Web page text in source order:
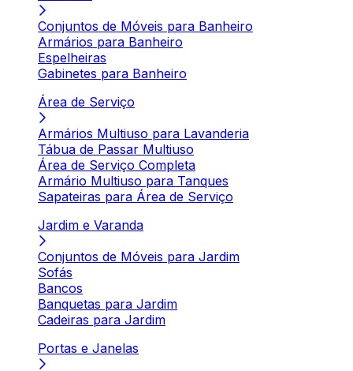
Conjuntos de Móveis para Banheiro
Armários para Banheiro
Espelheiras
Gabinetes para Banheiro
Área de Serviço
Armários Multiuso para Lavanderia
Tábua de Passar Multiuso
Área de Serviço Completa
Armário Multiuso para Tanques
Sapateiras para Área de Serviço
Jardim e Varanda
Conjuntos de Móveis para Jardim
Sofás
Bancos
Banquetas para Jardim
Cadeiras para Jardim
Portas e Janelas